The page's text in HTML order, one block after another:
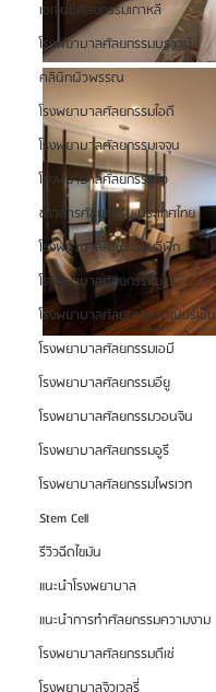
เอเจนซี่ศัลยกรรมเกาหลี
โรงพยาบาลศัลยกรรมบราวน์
คลินิกผิวพรรณ
โรงพยาบาลศัลยกรรมไอดี
โรงพยาบาลศัลยกรรมเจจุน
โรงพยาบาลศัลยกรรมวิว
ข่าวสารศัลยกรรม ประเทศไทย
โรงพยาบาลศัลยกรรมอีพิก
โรงพยาบาลศัลยกรรมยูโน
โรงพยาบาลศัลยกรรมวันเปอร์เซ็น
โรงพยาบาลศัลยกรรมเอบี
โรงพยาบาลศัลยกรรมอียู
โรงพยาบาลศัลยกรรมวอนจิน
โรงพยาบาลศัลยกรรมอูรี
โรงพยาบาลศัลยกรรมไพรเวท
Stem Cell
รีวิวฉีดไขมัน
แนะนำโรงพยาบาล
แนะนำการทำศัลยกรรมความงาม
โรงพยาบาลศัลยกรรมดีเซ่